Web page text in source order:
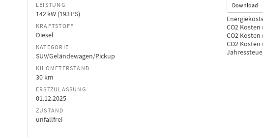
LEISTUNG
142 kW (193 PS)
KRAFTSTOFF
Diesel
KATEGORIE
SUV/Geländewagen/Pickup
KILOMETERSTAND
30 km
ERSTZULASSUNG
01.12.2025
ZUSTAND
unfallfrei
Download
CO2 Kosten
CO2
CO2 Kosten